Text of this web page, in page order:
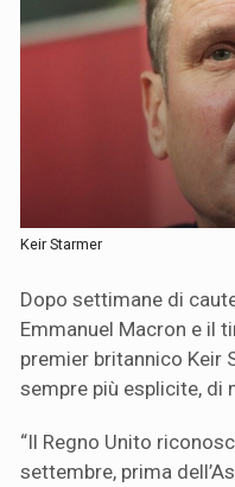
Keir Starmer
Dopo settimane di
Emmanuel Macron e il
premier britannico Keir
sempre più esplicite, di
“Il Regno Unito
settembre, prima